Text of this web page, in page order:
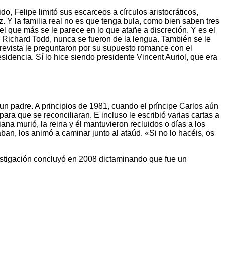
Felipe limitó sus escarceos a círculos aristocráticos,
Y la familia real no es que tenga bula, como bien saben tres
que más se le parece en lo que atañe a discreción. Y es el
Todd, nunca se fueron de la lengua. También se le
le preguntaron por su supuesto romance con el
Sí lo hice siendo presidente Vincent Auriol, que era
padre. A principios de 1981, cuando el príncipe Carlos aún
que se reconciliaran. E incluso le escribió varias cartas a
murió, la reina y él mantuvieron recluidos o días a los
los animó a caminar junto al ataúd. «Si no lo hacéis, os
concluyó en 2008 dictaminando que fue un